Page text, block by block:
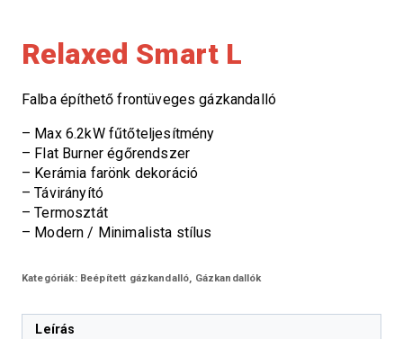
Relaxed Smart L
Falba építhető frontüveges gázkandalló
– Max 6.2kW fűtőteljesítmény
– Flat Burner égőrendszer
– Kerámia farönk dekoráció
– Távirányító
– Termosztát
– Modern / Minimalista stílus
Kategóriák: Beépített gázkandalló Gázkandallók
Leírás